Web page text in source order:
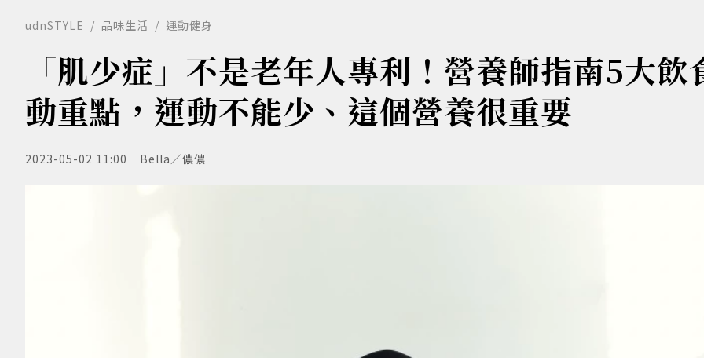
udnSTYLE 品味生活 運動健身
「肌少症」不是老年人專利！營養師指南5大飲
動重點，運動不能少、這個營養很重要
2023-05-02 11:00 Bella／儂儂